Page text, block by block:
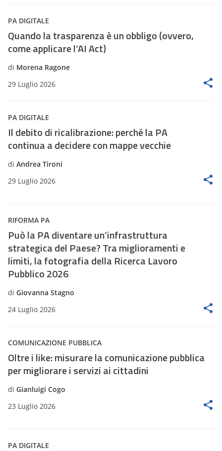
PA DIGITALE
Quando la trasparenza è un obbligo (ovvero,
come applicare l’AI Act)
di Morena Ragone
29 Luglio 2026
PA DIGITALE
Il debito di ricalibrazione: perché la PA
continua a decidere con mappe vecchie
di Andrea Tironi
29 Luglio 2026
RIFORMA PA
Può la PA diventare un’infrastruttura
strategica del Paese? Tra miglioramenti e
limiti, la fotografia della Ricerca Lavoro
Pubblico 2026
di Giovanna Stagno
24 Luglio 2026
COMUNICAZIONE PUBBLICA
Oltre i like: misurare la comunicazione pubblica
per migliorare i servizi ai cittadini
di Gianluigi Cogo
23 Luglio 2026
PA DIGITALE